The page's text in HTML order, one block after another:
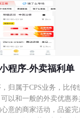
的信息化社会服务管理平
社区”的平台， 建立流
区信息管理系统。实现
合的社区治理工作新体
政务服务能力、人民群众
的 三级服务体系； 实
规范社区服务管理业务
社区的服务能力、提
社区服务体系发展的
实现智慧 社区的产业
程序-外卖福利单
归属于CPS业务，比传
以和一般的外卖优惠
意的商家活动，品鉴